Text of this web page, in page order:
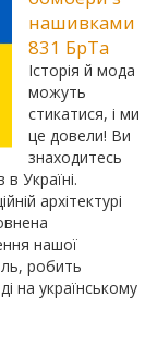
нашивками
831 БрТа
Історія й мода
можуть
стикатися, і ми
це довели! Ви
знаходитесь
Україні.
архітектурі
нашої
робить
на українському